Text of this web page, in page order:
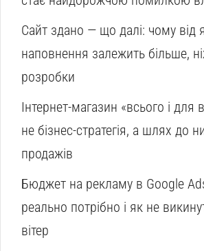
Сайт здано — що далі: чому від
наповнення залежить більше,
розробки
Інтернет-магазин «всього і для
не бізнес-стратегія, а шлях до
продажів
Бюджет на рекламу в Google
реально потрібно і як не
вітер